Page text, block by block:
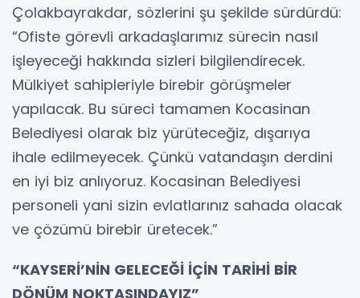
Çolakbayrakdar, sözlerini şu şekilde sürdürdü:
“Ofiste görevli arkadaşlarımız sürecin nasıl
işleyeceği hakkında sizleri bilgilendirecek.
Mülkiyet sahipleriyle birebir görüşmeler
yapılacak. Bu süreci tamamen Kocasinan
Belediyesi olarak biz yürüteceğiz, dışarıya
ihale edilmeyecek. Çünkü vatandaşın derdini
en iyi biz anlıyoruz. Kocasinan Belediyesi
personeli yani sizin evlatlarınız sahada olacak
ve çözümü birebir üretecek.”
“KAYSERİ’NİN GELECEĞİ İÇİN TARİHİ BİR
DÖNÜM NOKTASINDAYIZ”